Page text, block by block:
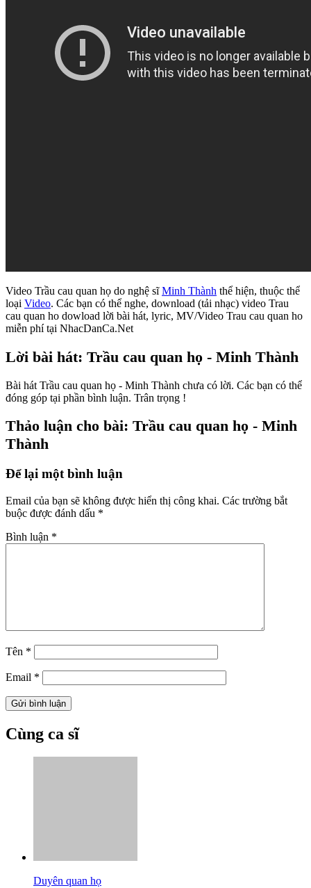
Video Trầu cau quan họ do nghệ sĩMinh Thành thể hiện, thuộc thể
loại Video. Các bạn có thể nghe, download (tải nhạc) video Trau
cau quan ho dowload lời bài hát, lyric, MV/Video Trau cau quan ho
miễn phí tại NhacDanCa.Net
Lời bài hát: Trầu cau quan họ - Minh Thành
Bài hát Trầu cau quan họ - Minh Thành chưa có lời. Các bạn có thể
đóng góp tại phần bình luận. Trân trọng !
Thảo luận cho bài: Trầu cau quan họ - Minh
Thành
Để lại một bình luận
Email của bạn sẽ không được hiển thị công khai. Các trường bắt
buộc được đánh dấu *
Bình luận *
Tên *
Email *
Cùng ca sĩ
Duyên quan họ